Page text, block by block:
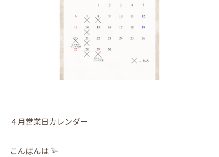
４月営業日カレンダー
こんばんは 𓅫